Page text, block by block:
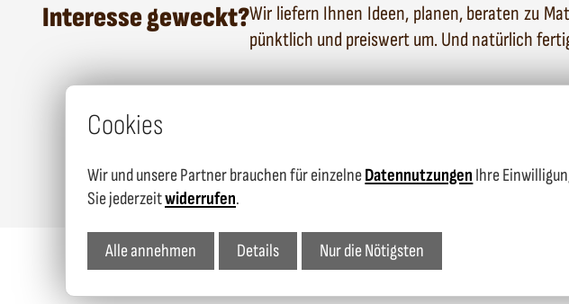
Interesse geweckt?Wir liefern Ihnen Ideen, planen, beraten zu
pünktlich und preiswert um. Und natürlich
Cookies
Wir und unsere Partner brauchen für einzelneDatennutzungen Ihre
Sie jederzeitwiderrufen.
Alle annehmen Details Nur die Nötigsten